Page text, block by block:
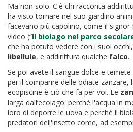
Ma non solo. C'è chi racconta
ha visto tornare nel suo giardino
facevano più capolino, come il signor
video (“Il biolago nel parco
che ha potuto vedere con i suoi
libellule, e addirittura qualche falco.
Se poi avete il sangue dolce e
per il comparire delle odiate zanzare,
ecopiscine è ciò che fa per voi. Le
larga dall’ecolago: perché l'acqua in
loro di deporre le uova e perché il
predatori dell'insetto come, ad